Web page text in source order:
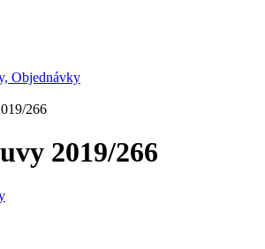
Objednávky
266
2019/266